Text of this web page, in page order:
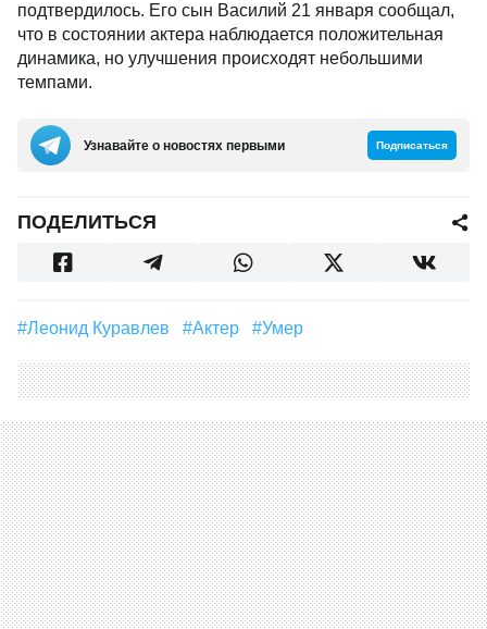
подтвердилось. Его сын Василий 21 января сообщал,
что в состоянии актера наблюдается положительная
динамика, но улучшения происходят небольшими
темпами.
Узнавайте о новостях первыми Подписаться
ПОДЕЛИТЬСЯ
#Леонид Куравлев #Актер #умер